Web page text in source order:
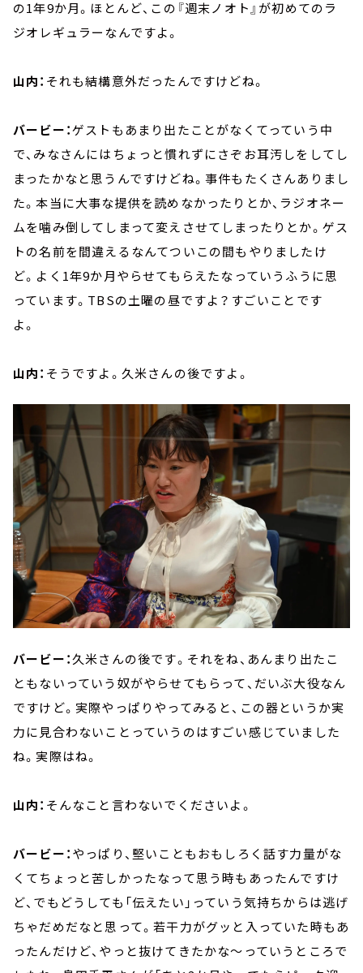
の1年9か月。ほとんど、この『週末ノオト』が初めてのラ
ジオレギュラーなんですよ。
山内： それも結構意外だったんですけどね。
バービー：ゲストもあまり出たことがなくてっていう中
で、みなさんにはちょっと慣れずにさぞお耳汚しをしてし
まったかなと思うんですけどね。事件もたくさんありまし
た。本当に大事な提供を読めなかったりとか、ラジオネー
ムを噛み倒してしまって変えさせてしまったりとか。ゲス
トの名前を間違えるなんてついこの間もやりましたけ
ど。よく1年9か月やらせてもらえたなっていうふうに思
っています。TBSの土曜の昼ですよ？すごいことです
よ。
山内： そうですよ。久米さんの後ですよ。
バービー：久米さんの後です。それをね、あんまり出たこ
ともないっていう奴がやらせてもらって、だいぶ大役なん
ですけど。実際やっぱりやってみると、この器というか実
力に見合わないことっていうのはすごい感じていました
ね。実際はね。
山内： そんなこと言わないでくださいよ。
バービー：やっぱり、堅いこともおもしろく話す力量がな
くてちょっと苦しかったなって思う時もあったんですけ
ど、でもどうしても「伝えたい」っていう気持ちからは逃げ
ちゃだめだなと思って。若干力がグッと入っていた時もあ
ったんだけど、やっと抜けてきたかな～っていうところで